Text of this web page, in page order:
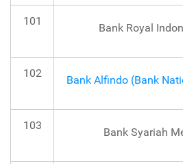
101
Bank Royal
102
Bank Alfindo (Bank
103
Bank Syariah